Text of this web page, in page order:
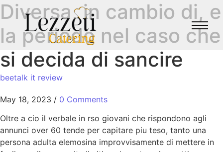
Diversa, in cambio di, e
la periodo nel caso che
si decida di sancire
beetalk it review
May 18, 2023 / 0 Comments
Oltre a cio il verbale in rso giovani che rispondono agli
annunci over 60 tende per capitare piu teso, tanto una
persona adulta elemosina improvvisamente di mettere in